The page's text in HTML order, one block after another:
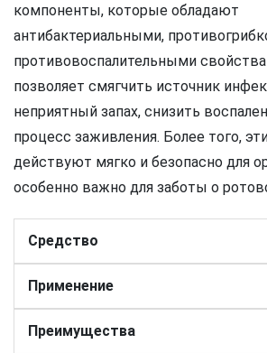
компоненты, которые обладают
антибактериальными,
противовоспалительными
позволяет смягчить источник
неприятный запах, снизить
процесс заживления. Более того,
действуют мягко и безопасно для
особенно важно для заботы о
Средство
Применение
Преимущества